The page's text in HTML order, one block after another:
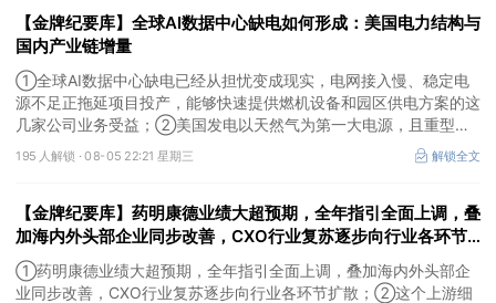
【金牌纪要库】全球AI数据中心缺电如何形成：美国电力结构与
国内产业链增量
①全球AI数据中心缺电已经从担忧变成现实，电网接入慢、稳定电
源不足正拖延项目投产，能够快速提供燃机设备和园区供电方案的这
几家公司业务受益；②美国发电以天然气为第一大电源，且重型燃
机更适合规模较大、持续运行的数据中心园区，透平叶片为上游主要
卡产能环节，这家国内公司已与国外燃机巨头签署多年供货协议；
采购规模已经超过上一年全年，这几家企业为国内特高压设备头部企
业。
195 人解锁 ·08-05 22:21 星期三 解锁全文
【金牌纪要库】药明康德业绩大超预期，全年指引全面上调，叠
加海内外头部企业同步改善，CXO行业复苏逐步向行业各环节
扩散，这个上游细分环节交付周期较短、毛利率较高，需求恢复
后有望快速转化为利润
①药明康德业绩大超预期，全年指引全面上调，叠加海内外头部企
业同步改善，CXO行业复苏逐步向行业各环节扩散；②这个上游细